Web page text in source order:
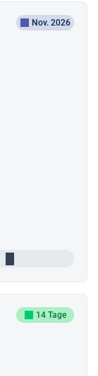
Nov. 2026
14 Tage